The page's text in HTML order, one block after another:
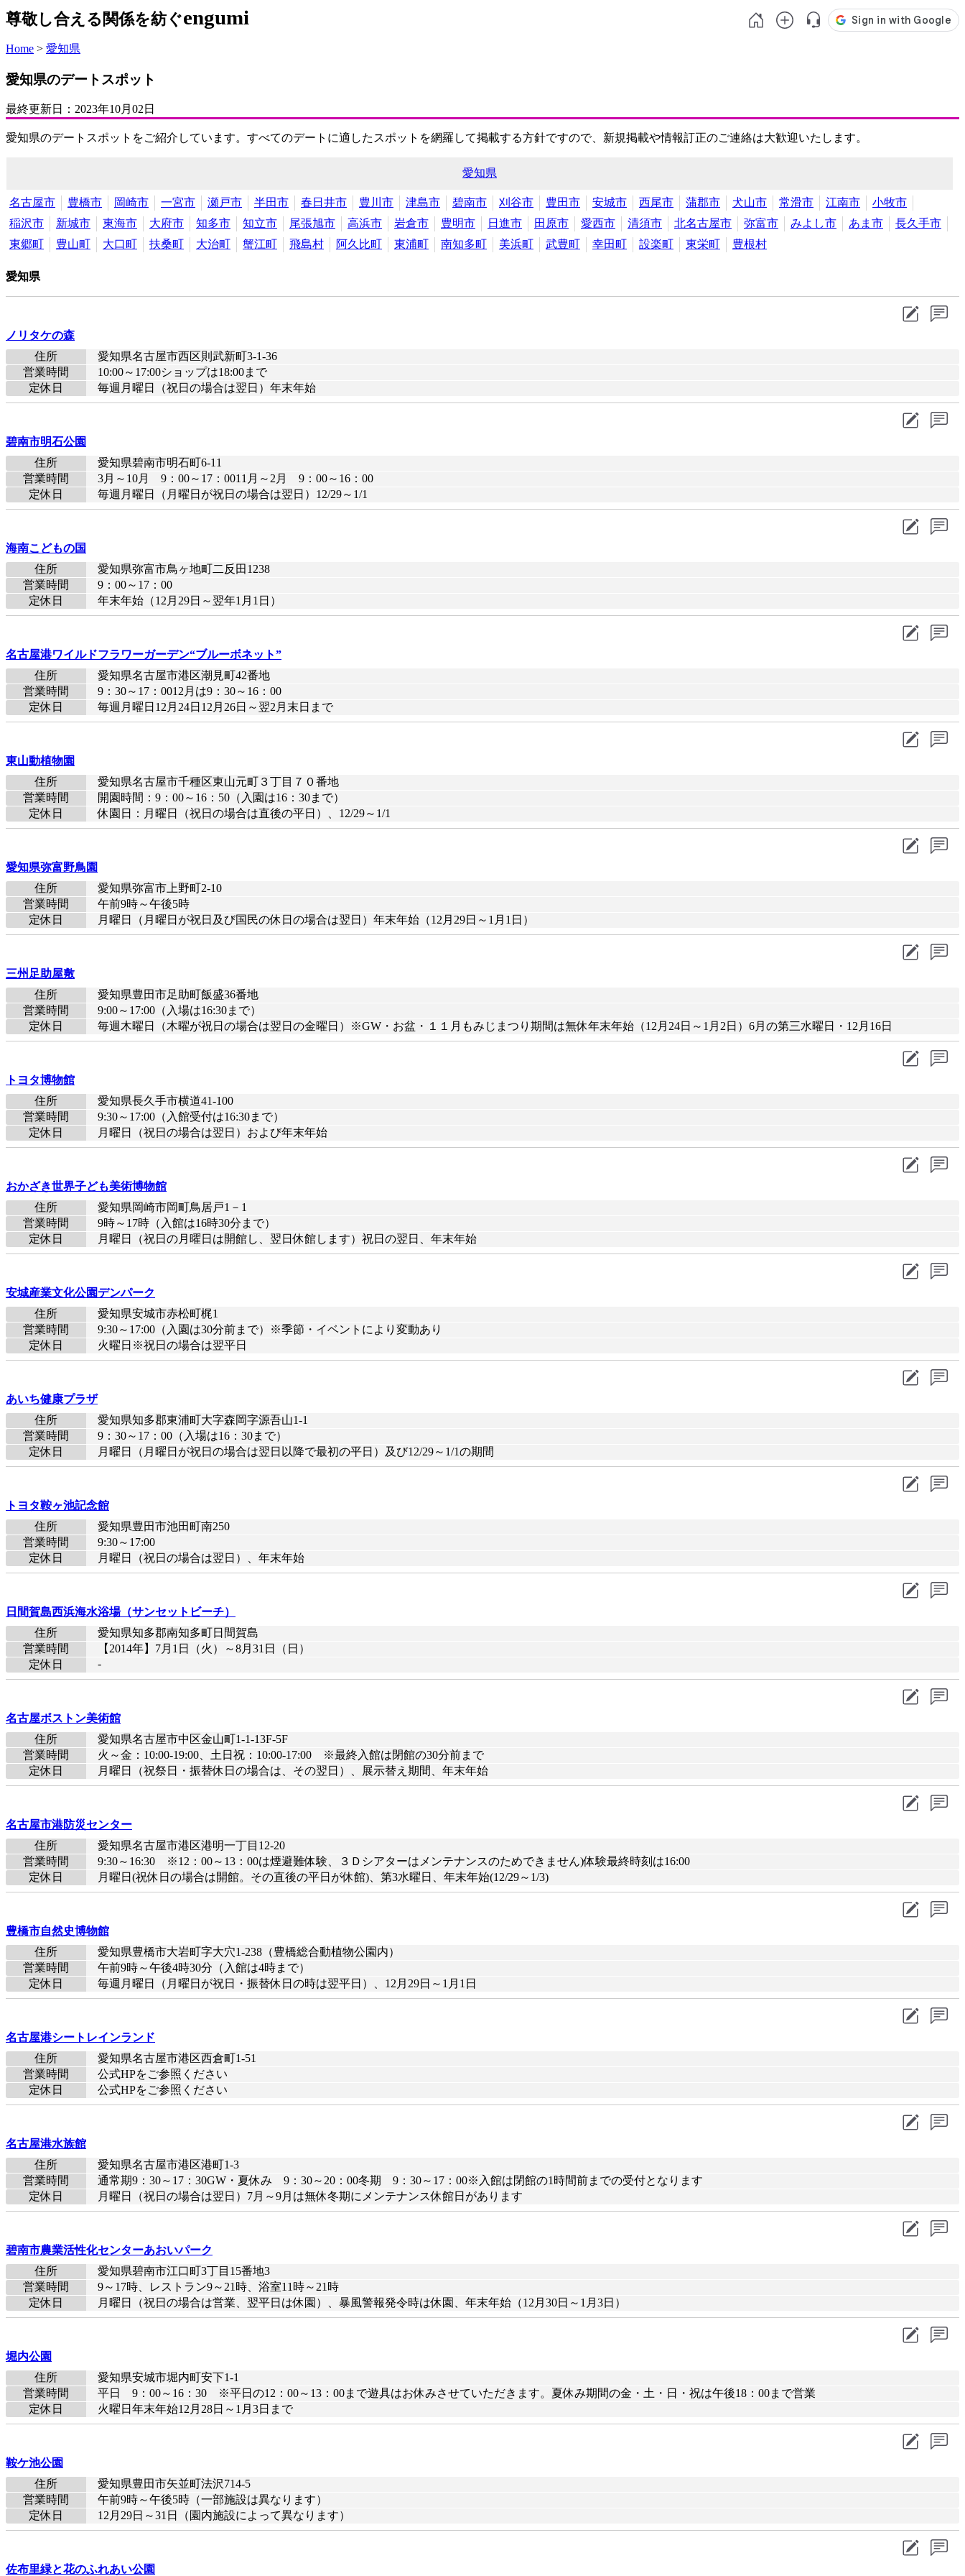
尊敬し合える関係を紡ぐengumi
Home > 愛知県
愛知県のデートスポット
最終更新日： 2023年10月02日
愛知県のデートスポットをご紹介しています。すべてのデートに適したスポットを網羅して掲載する方針ですので、新規掲載や情報訂正のご連絡は大歓迎いたします。
愛知県
名古屋市 豊橋市 岡崎市 一宮市 瀬戸市 半田市 春日井市 豊川市 津島市 碧南市 刈谷市 豊田市 安城市 西尾市 蒲郡市 犬山市 常滑市 江南市
小牧市
稲沢市
新城市 東海市 大府市 知多市 知立市 尾張旭市 高浜市 岩倉市 豊明市 日進市 田原市 愛西市 清須市 北名古屋市 弥富市 みよし市 あま市
長久手市
東郷町
豊山町 大口町 扶桑町 大治町 蟹江町 飛島村 阿久比町 東浦町 南知多町 美浜町 武豊町 幸田町 設楽町 東栄町 豊根村
愛知県
ノリタケの森
住所
愛知県名古屋市西区則武新町3-1-36
営業時間
10:00～17:00ショップは18:00まで
定休日
毎週月曜日（祝日の場合は翌日）年末年始
碧南市明石公園
住所
愛知県碧南市明石町6-11
営業時間
3月～10月 9：00～17：0011月～2月 9：00～16：00
定休日
毎週月曜日（月曜日が祝日の場合は翌日）12/29～1/1
海南こどもの国
住所
愛知県弥富市鳥ヶ地町二反田1238
営業時間
9：00～17：00
定休日
年末年始（12月29日～翌年1月1日）
名古屋港ワイルドフラワーガーデン“ブルーボネット”
住所
愛知県名古屋市港区潮見町42番地
営業時間
9：30～17：0012月は9：30～16：00
定休日
毎週月曜日12月24日12月26日～翌2月末日まで
東山動植物園
住所
愛知県名古屋市千種区東山元町３丁目７０番地
営業時間
開園時間：9：00～16：50（入園は16：30まで）
定休日
休園日：月曜日（祝日の場合は直後の平日）、12/29～1/1
愛知県弥富野鳥園
住所
愛知県弥富市上野町2-10
営業時間
午前9時～午後5時
定休日
月曜日（月曜日が祝日及び国民の休日の場合は翌日）年末年始（12月29日～1月1日）
三州足助屋敷
住所
愛知県豊田市足助町飯盛36番地
営業時間
9:00～17:00（入場は16:30まで）
定休日
毎週木曜日（木曜が祝日の場合は翌日の金曜日）※GW・お盆・１１月もみじまつり期間は無休年末年始（12月24日～1月2日）6月の第三水曜日・12月16日
トヨタ博物館
住所
愛知県長久手市横道41-100
営業時間
9:30～17:00（入館受付は16:30まで）
定休日
月曜日（祝日の場合は翌日）および年末年始
おかざき世界子ども美術博物館
住所
愛知県岡崎市岡町鳥居戸1－1
営業時間
9時～17時（入館は16時30分まで）
定休日
月曜日（祝日の月曜日は開館し、翌日休館します）祝日の翌日、年末年始
安城産業文化公園デンパーク
住所
愛知県安城市赤松町梶1
営業時間
9:30～17:00（入園は30分前まで）※季節・イベントにより変動あり
定休日
火曜日※祝日の場合は翌平日
あいち健康プラザ
住所
愛知県知多郡東浦町大字森岡字源吾山1-1
営業時間
9：30～17：00（入場は16：30まで）
定休日
月曜日（月曜日が祝日の場合は翌日以降で最初の平日）及び12/29～1/1の期間
トヨタ鞍ヶ池記念館
住所
愛知県豊田市池田町南250
営業時間
9:30～17:00
定休日
月曜日（祝日の場合は翌日）、年末年始
日間賀島西浜海水浴場（サンセットビーチ）
住所
愛知県知多郡南知多町日間賀島
営業時間
【2014年】7月1日（火）～8月31日（日）
定休日
-
名古屋ボストン美術館
住所
愛知県名古屋市中区金山町1-1-13F-5F
営業時間
火～金：10:00-19:00、土日祝：10:00-17:00 ※最終入館は閉館の30分前まで
定休日
月曜日（祝祭日・振替休日の場合は、その翌日）、展示替え期間、年末年始
名古屋市港防災センター
住所
愛知県名古屋市港区港明一丁目12-20
営業時間
9:30～16:30 ※12：00～13：00は煙避難体験、３Ｄシアターはメンテナンスのためできません)体験最終時刻は16:00
定休日
月曜日(祝休日の場合は開館。その直後の平日が休館)、第3水曜日、年末年始(12/29～1/3)
豊橋市自然史博物館
住所
愛知県豊橋市大岩町字大穴1-238（豊橋総合動植物公園内）
営業時間
午前9時～午後4時30分（入館は4時まで）
定休日
毎週月曜日（月曜日が祝日・振替休日の時は翌平日）、12月29日～1月1日
名古屋港シートレインランド
住所
愛知県名古屋市港区西倉町1-51
営業時間
公式HPをご参照ください
定休日
公式HPをご参照ください
名古屋港水族館
住所
愛知県名古屋市港区港町1-3
営業時間
通常期9：30～17：30GW・夏休み 9：30～20：00冬期 9：30～17：00※入館は閉館の1時間前までの受付となります
定休日
月曜日（祝日の場合は翌日）7月～9月は無休冬期にメンテナンス休館日があります
碧南市農業活性化センターあおいパーク
住所
愛知県碧南市江口町3丁目15番地3
営業時間
9～17時、レストラン9～21時、浴室11時～21時
定休日
月曜日（祝日の場合は営業、翌平日は休園）、暴風警報発令時は休園、年末年始（12月30日～1月3日）
堀内公園
住所
愛知県安城市堀内町安下1-1
営業時間
平日 9：00～16：30 ※平日の12：00～13：00まで遊具はお休みさせていただきます。夏休み期間の金・土・日・祝は午後18：00まで営業
定休日
火曜日年末年始12月28日～1月3日まで
鞍ケ池公園
住所
愛知県豊田市矢並町法沢714-5
営業時間
午前9時～午後5時（一部施設は異なります）
定休日
12月29日～31日（園内施設によって異なります）
佐布里緑と花のふれあい公園